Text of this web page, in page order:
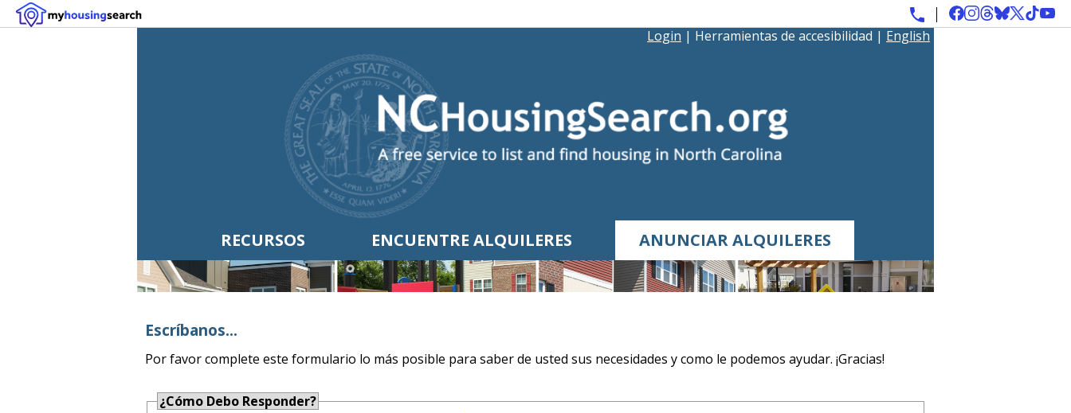
Login | Herramientas de accesibilidad | English
RECURSOS ENCUENTRE ALQUILERES ANUNCIAR ALQUILERES
Escríbanos...
Por favor complete este formulario lo más posible para saber de usted sus necesidades y como le podemos ayudar. ¡Gracias!
¿Cómo Debo Responder?